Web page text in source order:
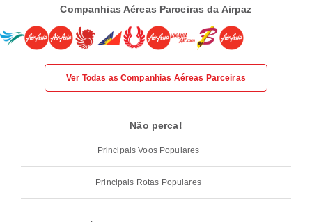
Companhias Aéreas Parceiras da Airpaz
Ver Todas as Companhias Aéreas Parceiras
Não perca!
Principais Voos Populares
Principais Rotas Populares